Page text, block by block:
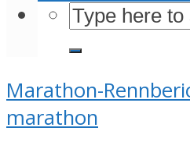
Marathon-
marathon